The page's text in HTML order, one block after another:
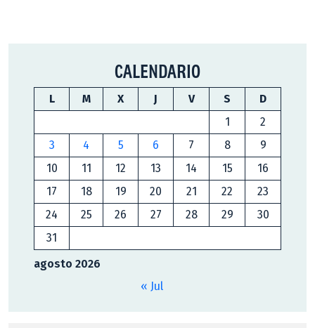
CALENDARIO
agosto 2026
L M X J V S
D
1
2
3
4 5 6 7 8
9
10
11 12 13 14 15
16
17
18 19 20 21 22
23
24
25 26 27 28 29
30
31
« Jul